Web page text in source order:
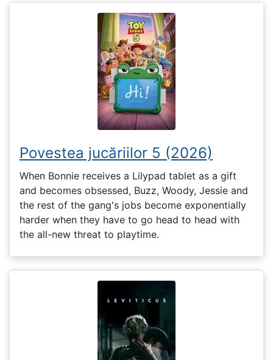
Povestea jucăriilor 5 (2026)
When Bonnie receives a Lilypad tablet as a gift
and becomes obsessed, Buzz, Woody, Jessie and
the rest of the gang's jobs become exponentially
harder when they have to go head to head with
the all-new threat to playtime.